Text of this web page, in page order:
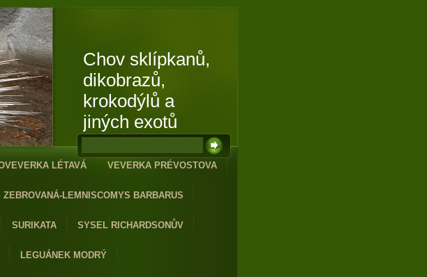
Chov sklípkanů,
dikobrazů,
krokodýlů a
jiných exotů
LÉTAVÁ VEVERKA PRÉVOSTOVA
ZEBROVANÁ-LEMNISCOMYS BARBARUS
SURIKATA SYSEL RICHARDSONŮV
LEGUÁNEK MODRÝ